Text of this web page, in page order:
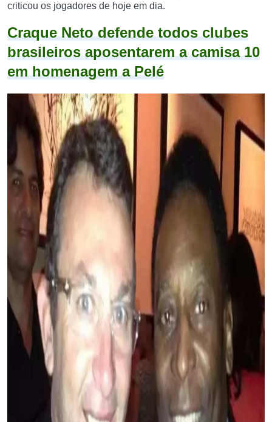
criticou os jogadores de hoje em dia.
Craque Neto defende todos clubes
brasileiros aposentarem a camisa 10
em homenagem a Pelé